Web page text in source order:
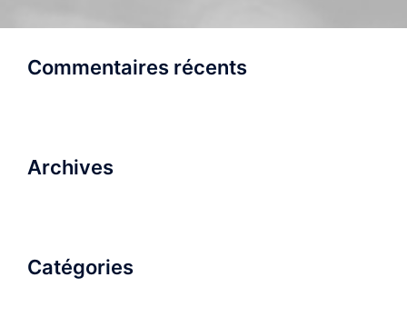
Commentaires récents
Archives
Catégories